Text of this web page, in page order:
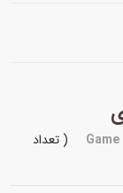
( تعداد